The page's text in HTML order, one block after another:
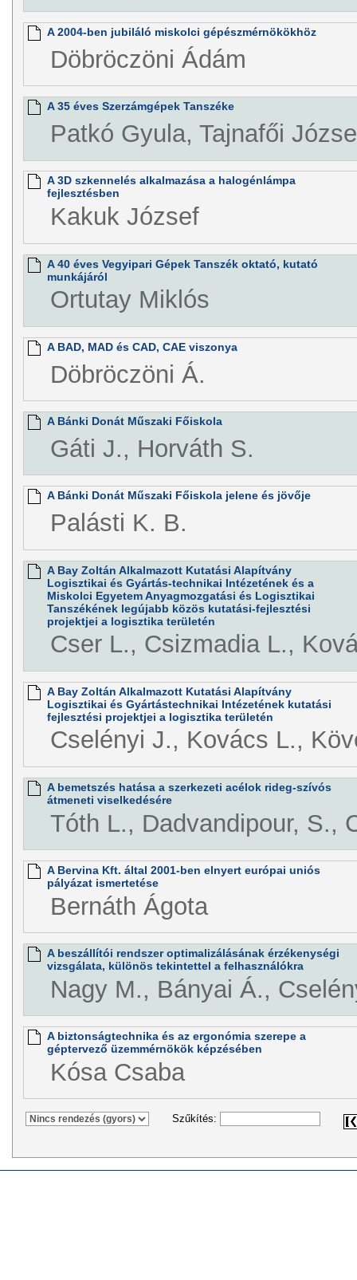
A 2004-ben jubiláló miskolci gépészmérnökökhöz
Döbröczöni Ádám
A 35 éves Szerzámgépek Tanszéke
Patkó Gyula, Tajnafői
A 3D szkennelés alkalmazása a halogénlámpa
fejlesztésben
Kakuk József
A 40 éves Vegyipari Gépek Tanszék oktató, kutató
munkájáról
Ortutay Miklós
A BAD, MAD és CAD, CAE viszonya
Döbröczöni Á.
A Bánki Donát Műszaki Főiskola
Gáti J., Horváth S.
A Bánki Donát Műszaki Főiskola jelene és jövője
Palásti K. B.
A Bay Zoltán Alkalmazott Kutatási Alapítvány
Logisztikai és Gyártás-technikai Intézetének és a
Miskolci Egyetem Anyagmozgatási és Logisztikai
Tanszékének legújabb közös kutatási-fejlesztési
projektjei a logisztika területén
Cser L., Csizmadia L.,
A Bay Zoltán Alkalmazott Kutatási Alapítvány
Logisztikai és Gyártástechnikai Intézetének kutatási
fejlesztési projektjei a logisztika területén
Cselényi J., Kovács L.,
A bemetszés hatása a szerkezeti acélok rideg-szívós
átmeneti viselkedésére
Tóth L., Dadvandipour, S.,
A Bervina Kft. által 2001-ben elnyert európai uniós
pályázat ismertetése
Bernáth Ágota
A beszállítói rendszer optimalizálásának érzékenységi
vizsgálata, különös tekintettel a felhasználókra
Nagy M., Bányai Á.,
A biztonságtechnika és az ergonómia szerepe a
géptervező üzemmérnökök képzésében
Kósa Csaba
Szűkítés: